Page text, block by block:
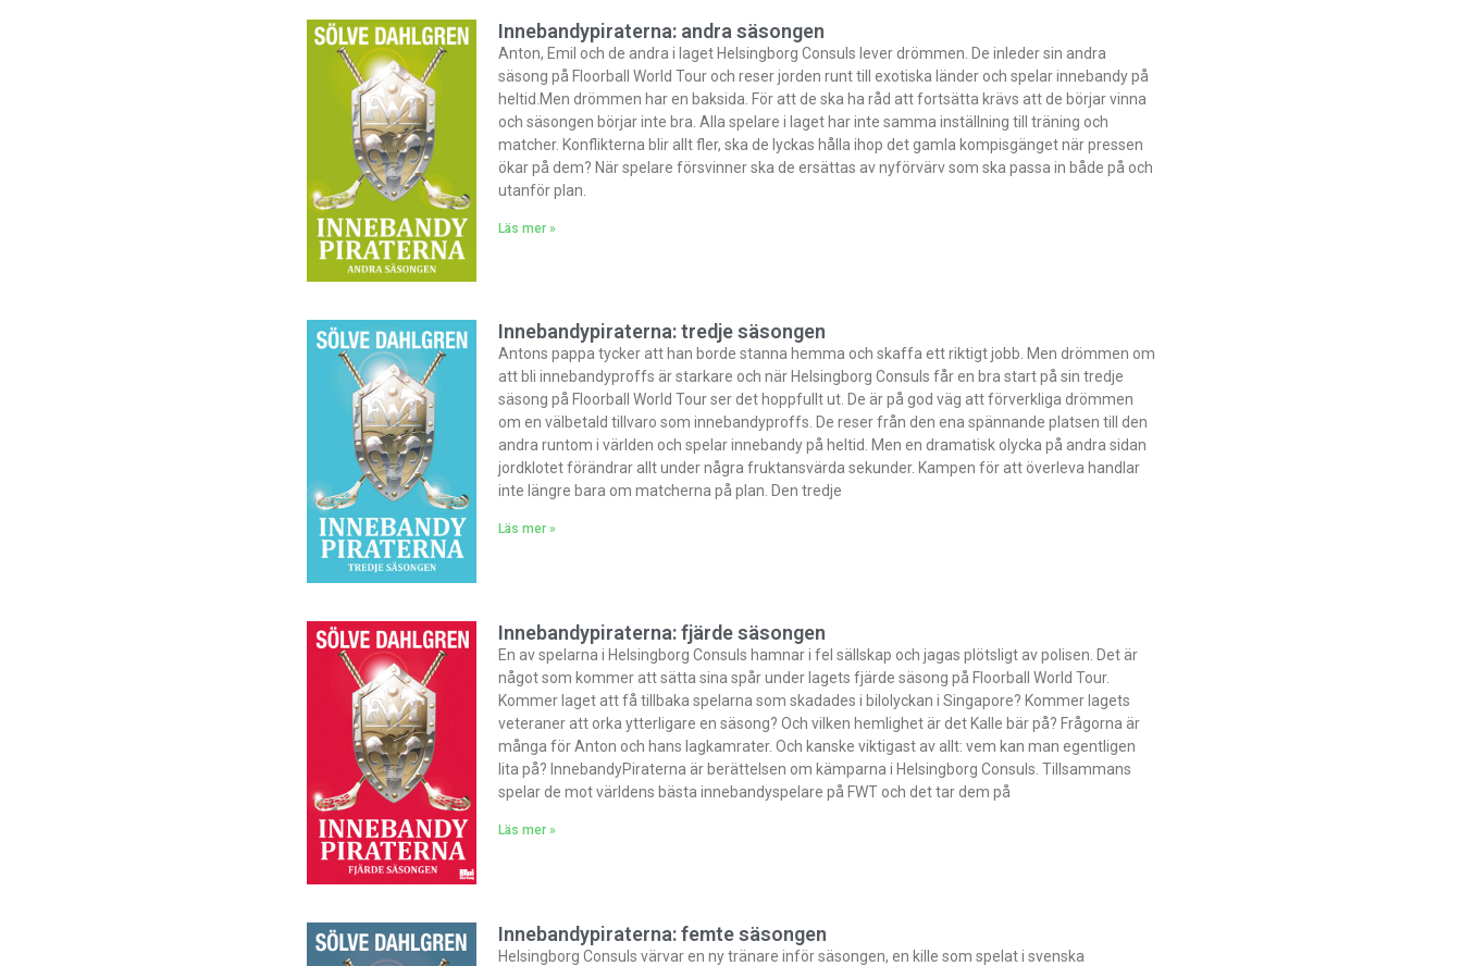
Innebandypiraterna: andra säsongen
Anton, Emil och de andra i laget Helsingborg Consuls lever drömmen. De inleder sin andra
säsong på Floorball World Tour och reser jorden runt till exotiska länder och spelar innebandy på
heltid.Men drömmen har en baksida. För att de ska ha råd att fortsätta krävs att de börjar vinna
och säsongen börjar inte bra. Alla spelare i laget har inte samma inställning till träning och
matcher. Konflikterna blir allt fler, ska de lyckas hålla ihop det gamla kompisgänget när pressen
ökar på dem? När spelare försvinner ska de ersättas av nyförvärv som ska passa in både på och
utanför plan.
Läs mer »
Innebandypiraterna: tredje säsongen
Antons pappa tycker att han borde stanna hemma och skaffa ett riktigt jobb. Men drömmen om
att bli innebandyproffs är starkare och när Helsingborg Consuls får en bra start på sin tredje
säsong på Floorball World Tour ser det hoppfullt ut. De är på god väg att förverkliga drömmen
om en välbetald tillvaro som innebandyproffs. De reser från den ena spännande platsen till den
andra runtom i världen och spelar innebandy på heltid. Men en dramatisk olycka på andra sidan
jordklotet förändrar allt under några fruktansvärda sekunder. Kampen för att överleva handlar
inte längre bara om matcherna på plan. Den tredje
Läs mer »
Innebandypiraterna: fjärde säsongen
En av spelarna i Helsingborg Consuls hamnar i fel sällskap och jagas plötsligt av polisen. Det är
något som kommer att sätta sina spår under lagets fjärde säsong på Floorball World Tour.
Kommer laget att få tillbaka spelarna som skadades i bilolyckan i Singapore? Kommer lagets
veteraner att orka ytterligare en säsong? Och vilken hemlighet är det Kalle bär på? Frågorna är
många för Anton och hans lagkamrater. Och kanske viktigast av allt: vem kan man egentligen
lita på? InnebandyPiraterna är berättelsen om kämparna i Helsingborg Consuls. Tillsammans
spelar de mot världens bästa innebandyspelare på FWT och det tar dem på
Läs mer »
Innebandypiraterna: femte säsongen
Helsingborg Consuls värvar en ny tränare inför säsongen, en kille som spelat i svenska